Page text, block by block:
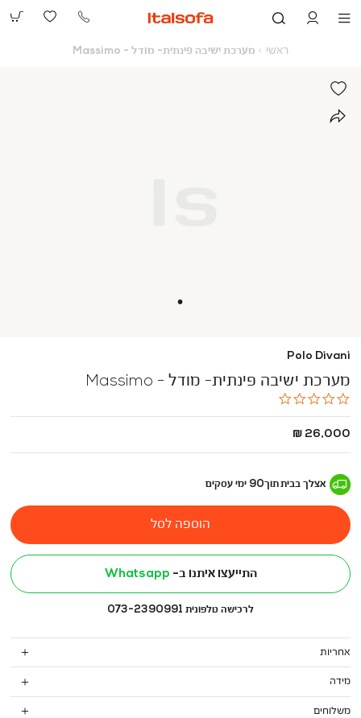
073-
ראשי ראשי
מערכת ישיבה פינתית- מודל - Massimo
Polo Divani
מערכת ישיבה פינתית- מודל - Massimo
החל
26,000 ₪
אצלך בביתתוך90 ימי עסקים
הוספה לסל
התייעצו איתנו ב- Whatsapp
לרכישה טלפונית 073-2390991
אחריות
מידה
משלוחים